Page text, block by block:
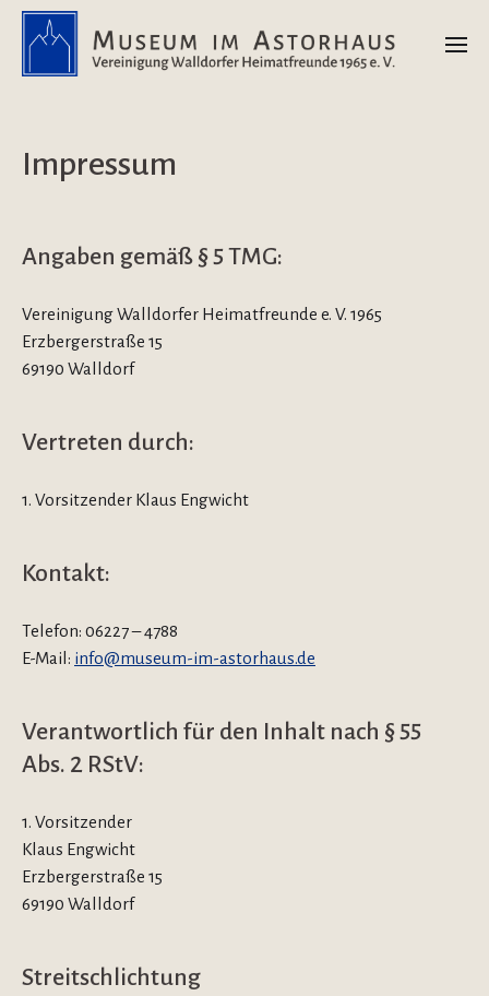
Impressum
Angaben gemäß § 5 TMG:
Vereinigung Walldorfer Heimatfreunde e. V. 1965
Erzbergerstraße 15
69190 Walldorf
Vertreten durch:
1. Vorsitzender Klaus Engwicht
Kontakt:
Telefon: 06227 – 4788
E-Mail: info@museum-im-astorhaus.de
Verantwortlich für den Inhalt nach § 55
Abs. 2 RStV:
1. Vorsitzender
Klaus Engwicht
Erzbergerstraße 15
69190 Walldorf
Streitschlichtung